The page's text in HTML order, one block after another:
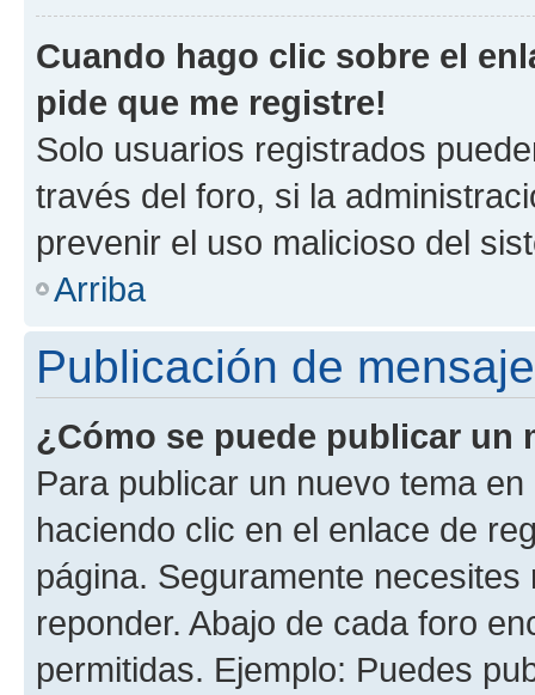
Cuando hago clic sobre el
pide que me registre!
Solo usuarios registrados
través del foro, si la
prevenir el uso malicioso del
Arriba
Publicación de
¿Cómo se puede publicar un
Para publicar un nuevo tema
haciendo clic en el enlace de
página. Seguramente
reponder. Abajo de cada foro
permitidas. Ejemplo: Puedes